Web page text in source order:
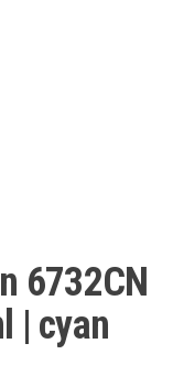
6732CN
| cyan